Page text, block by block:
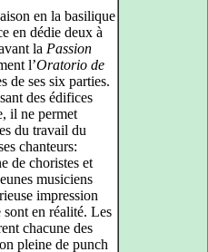
en la basilique
en dédie deux à
la Passion
l’Oratorio de
de ses six parties.
des édifices
il ne permet
du travail du
chanteurs:
de choristes et
musiciens
impression
sont en réalité. Les
chacune des
pleine de punch